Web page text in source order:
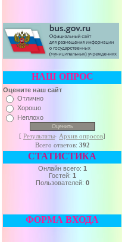
НАШ ОПРОС
Оцените наш сайт
Отлично
Хорошо
Неплохо
[ Результаты· Архив опросов]
Всего ответов: 392
СТАТИСТИКА
Онлайн всего: 1
Гостей: 1
Пользователей: 0
ФОРМА ВХОДА